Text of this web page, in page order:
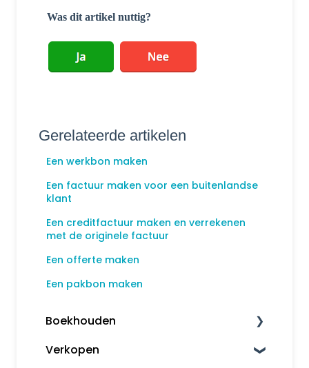
Was dit artikel nuttig?
Gerelateerde artikelen
Een werkbon maken
Een factuur maken voor een buitenlandse
klant
Een creditfactuur maken en verrekenen
met de originele factuur
Een offerte maken
Een pakbon maken
Boekhouden
Boekhouden
Verkopen